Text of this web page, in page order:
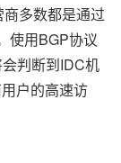
多数都是通过
使用BGP协议
判断到IDC机
户的高速访